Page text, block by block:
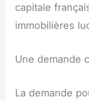
capitale
immobilières
Une demande
La demande